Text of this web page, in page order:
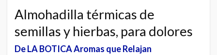
Almohadilla térmicas de
semillas y hierbas, para dolores
De LA BOTICA Aromas que Relajan